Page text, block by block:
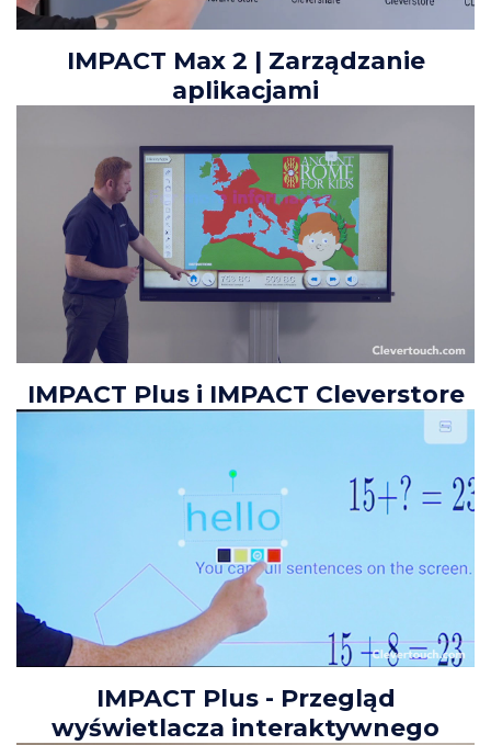
IMPACT Max 2 | Zarządzanie
aplikacjami
IMPACT Plus i IMPACT Cleverstore
IMPACT Plus - Przegląd
wyświetlacza interaktywnego